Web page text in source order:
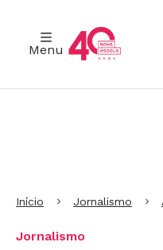
Menu
Início Jornalismo
Jornalismo